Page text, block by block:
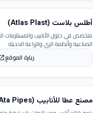
أطلس بلاست (Atlas Plast)
متخصص في حلول الأنابيب والمستلزمات
الصناعية وأنظمة الري والزراعة الحديثة.
زيارة الموقع
مصنع عطا للأنابيب (Ata Pipes)